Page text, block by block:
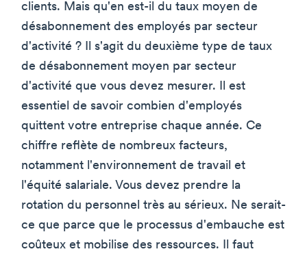
clients. Mais qu'en est-il du taux moyen de
désabonnement des employés par secteur
d'activité ? Il s'agit du deuxième type de taux
de désabonnement moyen par secteur
d'activité que vous devez mesurer. Il est
essentiel de savoir combien d'employés
quittent votre entreprise chaque année. Ce
chiffre reflète de nombreux facteurs,
notamment l'environnement de travail et
l'équité salariale. Vous devez prendre la
rotation du personnel très au sérieux. Ne serait-
ce que parce que le processus d'embauche est
coûteux et mobilise des ressources. Il faut